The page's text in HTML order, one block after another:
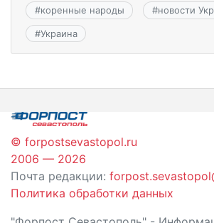
#коренные народы #новости
#Украина
© forpostsevastopol.ru
2006 — 2026
Почта редакции:
Политика обработки данных